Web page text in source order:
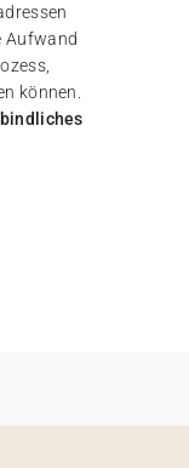
Aufwand
können.